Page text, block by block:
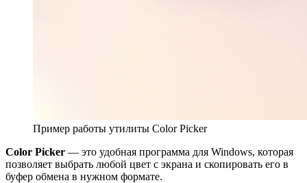
Пример работы утилиты Color Picker
Color Picker — это удобная программа для Windows, которая
позволяет выбрать любой цвет с экрана и скопировать его в
буфер обмена в нужном формате.